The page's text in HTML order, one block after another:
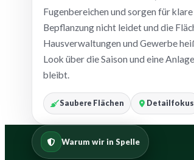
Fugenbereichen und sorgen für
Bepflanzung nicht leidet und die
Hausverwaltungen und Gewerbe
Look über die Saison und eine
bleibt.
Saubere Flächen Detailfokus
Warum wir in Spelle